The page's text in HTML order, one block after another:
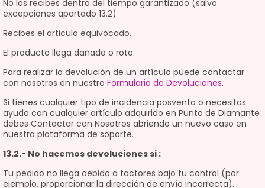
No los recibes dentro del tiempo garantizado (salvo
excepciones apartado 13.2)
Recibes el articulo equivocado.
El producto llega dañado o roto.
Para realizar la devolución de un artículo puede contactar
con nosotros en nuestro Formulario de Devoluciones.
Si tienes cualquier tipo de incidencia posventa o necesitas
ayuda con cualquier artículo adquirido en Punto de Diamante
debes Contactar con Nosotros abriendo un nuevo caso en
nuestra plataforma de soporte.
13.2.- No hacemos devoluciones si :
Tu pedido no llega debido a factores bajo tu control (por
ejemplo, proporcionar la dirección de envío incorrecta).